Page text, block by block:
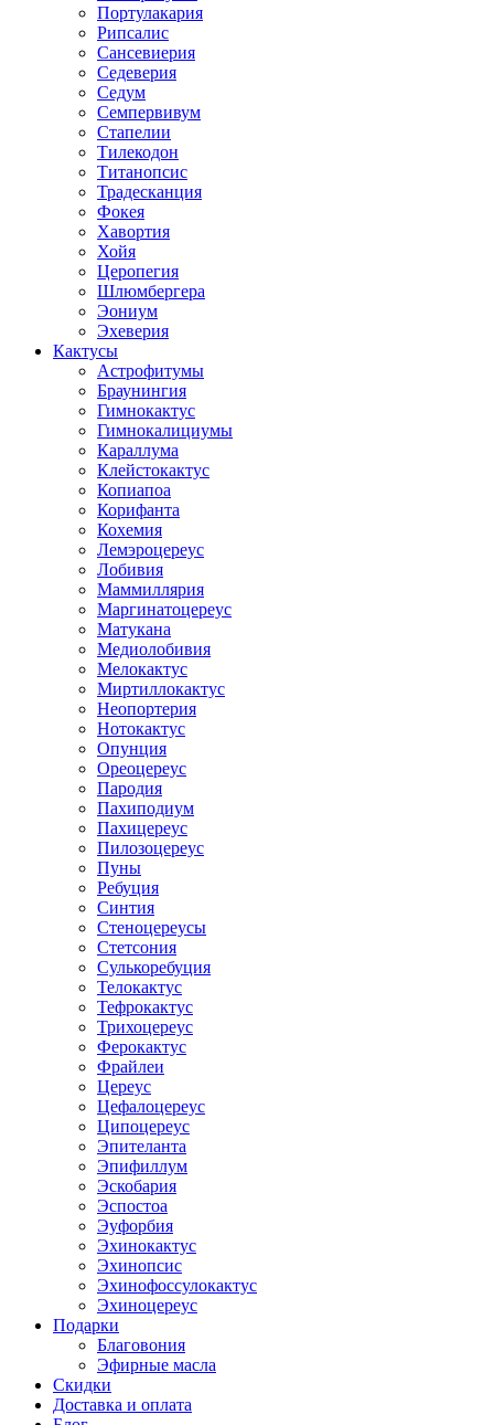
Портулакария
Рипсалис
Сансевиерия
Седеверия
Седум
Семпервивум
Стапелии
Тилекодон
Титанопсис
Традесканция
Фокея
Хавортия
Хойя
Церопегия
Шлюмбергера
Эониум
Эхеверия
Кактусы
Астрофитумы
Браунингия
Гимнокактус
Гимнокалициумы
Караллума
Клейстокактус
Копиапоа
Корифанта
Кохемия
Лемэроцереус
Лобивия
Маммиллярия
Маргинатоцереус
Матукана
Медиолобивия
Мелокактус
Миртиллокактус
Неопортерия
Нотокактус
Опунция
Ореоцереус
Пародия
Пахиподиум
Пахицереус
Пилозоцереус
Пуны
Ребуция
Синтия
Стеноцереусы
Стетсония
Сулькоребуция
Телокактус
Тефрокактус
Трихоцереус
Ферокактус
Фрайлеи
Цереус
Цефалоцереус
Ципоцереус
Эпителанта
Эпифиллум
Эскобария
Эспостоа
Эуфорбия
Эхинокактус
Эхинопсис
Эхинофоссулокактус
Эхиноцереус
Подарки
Благовония
Эфирные масла
Скидки
Доставка и оплата